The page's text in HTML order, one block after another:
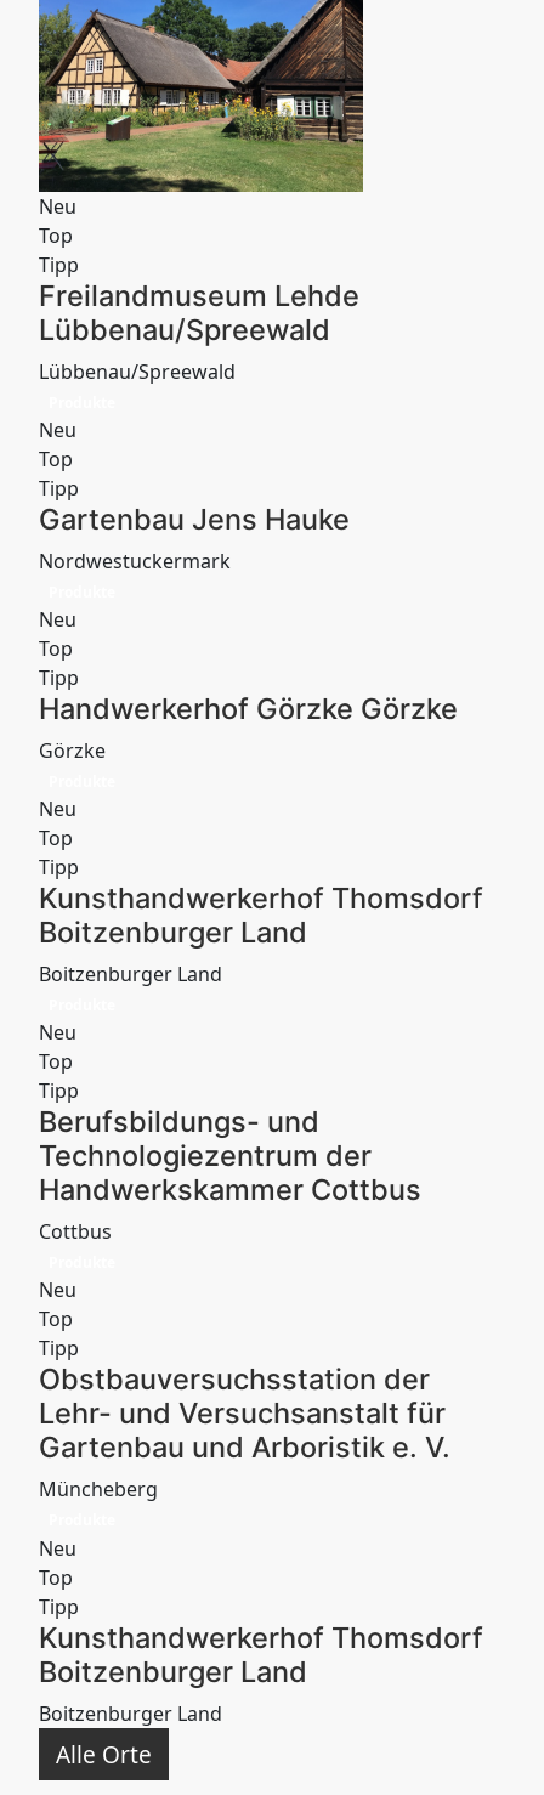
Neu
Top
Tipp
Freilandmuseum Lehde
Lübbenau/Spreewald
Lübbenau/Spreewald
Neu
Top
Tipp
Gartenbau Jens Hauke
Nordwestuckermark
Neu
Top
Tipp
Handwerkerhof Görzke Görzke
Görzke
Neu
Top
Tipp
Kunsthandwerkerhof Thomsdorf
Boitzenburger Land
Boitzenburger Land
Neu
Top
Tipp
Berufsbildungs- und
Technologiezentrum der
Handwerkskammer Cottbus
Cottbus
Neu
Top
Tipp
Obstbauversuchsstation der
Lehr- und Versuchsanstalt für
Gartenbau und Arboristik e. V.
Müncheberg
Neu
Top
Tipp
Kunsthandwerkerhof Thomsdorf
Boitzenburger Land
Boitzenburger Land
Alle Orte